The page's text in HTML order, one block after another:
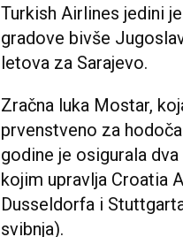
Turkish Airlines jedini
gradove bivše
letova za Sarajevo.
Zračna luka Mostar,
prvenstveno za
godine je osigurala
kojim upravlja Croatia
Dusseldorfa i
svibnja).